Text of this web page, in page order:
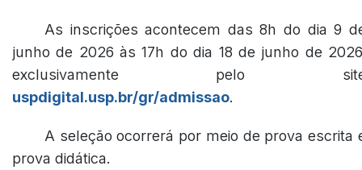
As inscrições acontecem das 8h do dia 9
junho de 2026 às 17h do dia 18 de junho de
exclusivamente pelo
uspdigital.usp.br/gr/admissao.
A seleção ocorrerá por meio de prova escrita
prova didática.